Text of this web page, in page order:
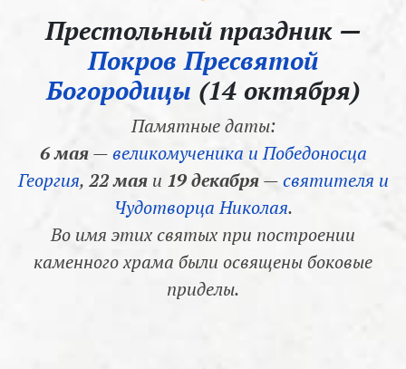
Престольный праздник —
Покров Пресвятой
Богородицы (14 октября)
Памятные даты:
6 мая—великомученика и Победоносца
Георгия, 22 маяи 19 декабря—святителя и
Чудотворца Николая.
Во имя этих святых при построении
каменного храма были освящены боковые
приделы.